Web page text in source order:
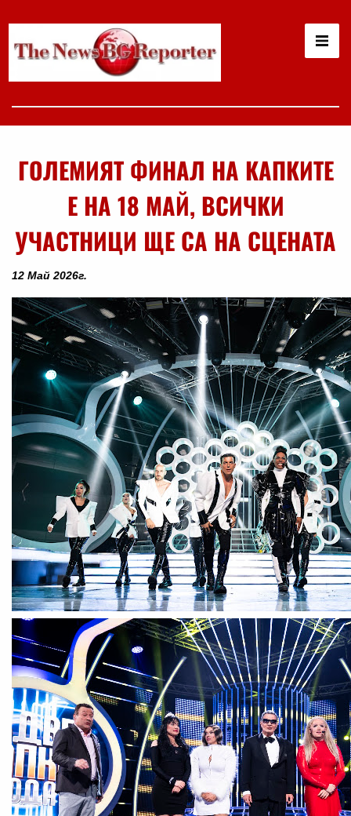
ГОЛЕМИЯТ ФИНАЛ НА КАПКИТЕ
Е НА 18 МАЙ, ВСИЧКИ
УЧАСТНИЦИ ЩЕ СА НА СЦЕНАТА
12 Май 2026г.